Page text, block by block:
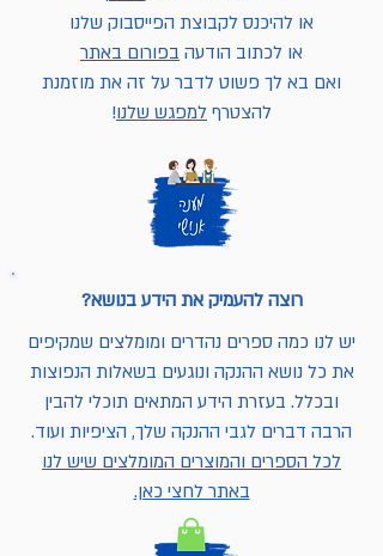
או להיכנס לקבוצת הפייסבוק שלנו
או לכתוב הודעה בפורום באתר
ואם בא לך פשוט לדבר על זה את מוזמנת
להצטרף למפגש שלנו!
רוצה להעמיק את הידע בנושא?
יש לנו כמה ספרים נהדרים ומומלצים שמקיפים
את כל נושא ההנקה ונוגעים בשאלות הנפוצות
ובכלל. בעזרת הידע המתאים תוכלי להבין
הרבה דברים לגבי ההנקה שלך, הציפיות ועוד.
לכל הספרים והמוצרים המומלצים שיש לנו
באתר לחצי כאן.